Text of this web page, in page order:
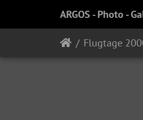
ARGOS - Photo -
Flugtage